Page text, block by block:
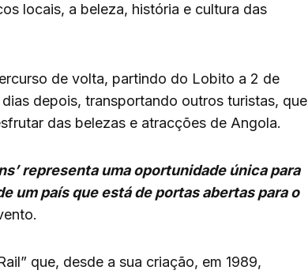
locais, a beleza, história e cultura das
de volta, partindo do Lobito a 2 de
depois, transportando outros turistas, que
das belezas e atracções de Angola.
representa uma oportunidade única para
um país que está de portas abertas para o
que, desde a sua criação, em 1989,